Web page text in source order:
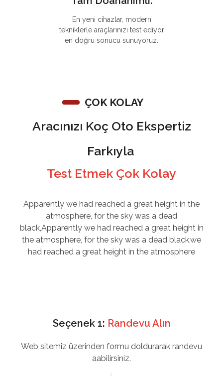
En yeni cihazlar, modern
tekniklerle araçlarınızı test ediyor
en doğru sonucu sunuyoruz.
ÇOK KOLAY
Aracınızı Koç Oto Ekspertiz
Farkıyla
Test Etmek Çok Kolay
Apparently we had reached a great height in the
atmosphere, for the sky was a dead
black,Apparently we had reached a great height in
the atmosphere, for the sky was a dead black,we
had reached a great height in the atmosphere
Seçenek 1: Randevu Alın
Web sitemiz üzerinden formu doldurarak randevu
aabilirsiniz.